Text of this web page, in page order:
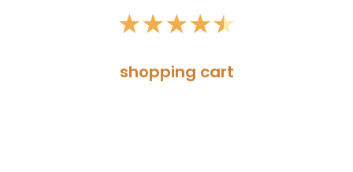
★★★★★
shopping cart